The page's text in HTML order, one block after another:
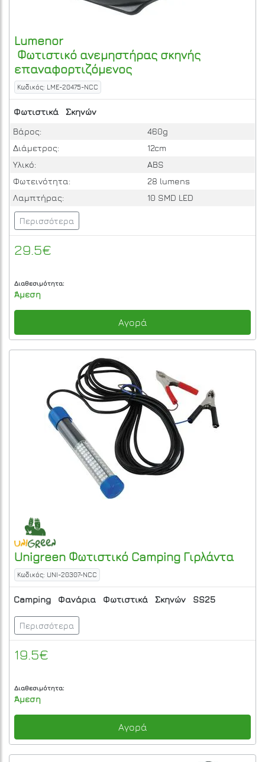
Lumenor
Φωτιστικό ανεμηστήρας σκηνής
επαναφορτιζόμενος
Κωδικός: LME-20475-NCC
Φωτιστικά
Σκηνών
Βάρος:
460g
Διάμετρος:
12cm
Υλικό:
ABS
Φωτεινότητα:
28 lumens
Λαμπτήρας:
10 SMD LED
Περισσότερα
29.5€
Διαθεσιμότητα:
Άμεση
Αγορά
Unigreen Φωτιστικό Camping Γιρλάντα
Κωδικός: UNI-20307-NCC
Camping Φανάρια Φωτιστικά Σκηνών SS25
Περισσότερα
19.5€
Διαθεσιμότητα:
Άμεση
Αγορά